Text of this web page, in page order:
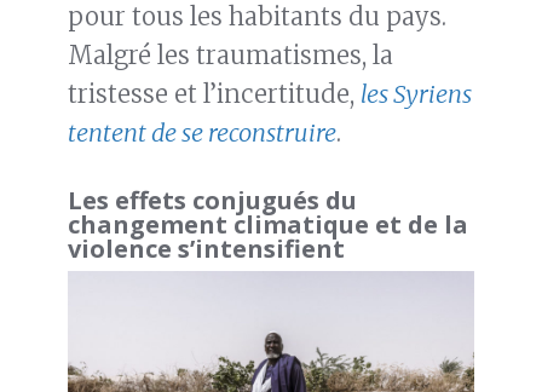
pour tous les habitants du pays.
Malgré les traumatismes, la
tristesse et l’incertitude, les Syriens
tentent de se reconstruire.
Les effets conjugués du
changement climatique et de la
violence s’intensifient